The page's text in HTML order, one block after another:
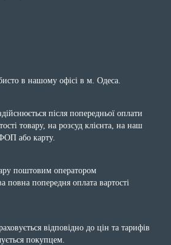
в нашому офісі в м. Одеса.
після попередньої оплати
товару, на розсуд клієнта, на наш
або карту.
поштовим оператором
повна попередня оплата вартості
відповідно до цін та тарифів
покупцем.